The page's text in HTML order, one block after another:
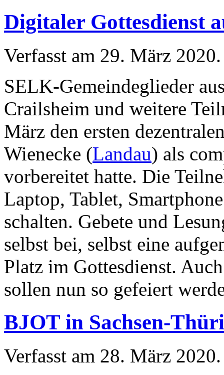
Digitaler Gottesdienst
Verfasst am 29. März 2020.
SELK-Gemeindeglieder
Crailsheim und weitere
März den ersten
Wienecke (Landau) als
vorbereitet hatte. Die
Laptop, Tablet,
schalten. Gebete und
selbst bei, selbst eine
Platz im Gottesdienst.
sollen nun so gefeiert
BJOT in Sachsen-
Verfasst am 28. März 2020.